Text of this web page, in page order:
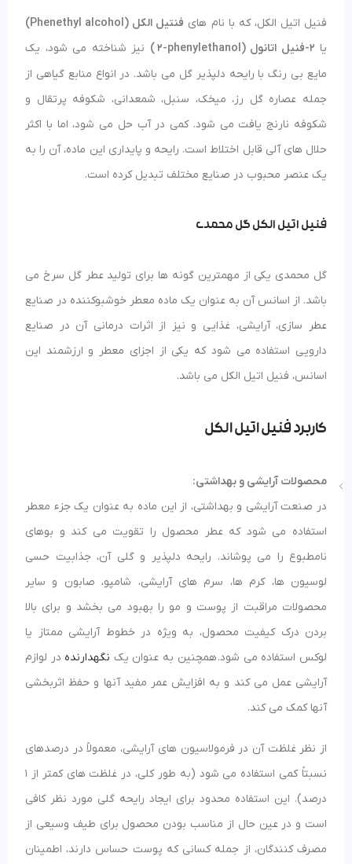
فنیل اتیل الکل، که با نام های فنتیل الکل (Phenethyl alcohol)
یا 2-فنیل اتانول ( 2-phenylethanol)
نیز شناخته می شود، یک
مایع بی رنگ با رایحه دلپذیر گل می باشد. در انواع منابع گیاهی از
جمله عصاره گل رز، میخک، سنبل، شمعدانی، شکوفه پرتقال و
شکوفه نارنج یافت می شود. کمی در آب حل می شود، اما با اکثر
حلال های آلی قابل اختلاط است. رایحه و پایداری این ماده، آن را به
یک عنصر محبوب در صنایع مختلف تبدیل کرده است.
فنیل اتیل الکل گل محمدی
گل محمدی یکی از مهمترین گونه ها برای تولید عطر گل سرخ می
باشد. از اسانس آن به عنوان یک ماده معطر خوشبوکننده در صنایع
عطر سازی، آرایشی، غذایی و نیز از اثرات درمانی آن در صنایع
دارویی استفاده می شود که یکی از اجزای معطر و ارزشمند این
اسانس، فنیل اتیل الکل می باشد.
کاربرد فنیل اتیل الکل
محصولات آرایشی و بهداشتی:
در صنعت آرایشی و بهداشتی، از این ماده به عنوان یک جزء معطر
استفاده می شود که عطر محصول را تقویت می کند و بوهای
نامطبوع را می پوشاند. رایحه دلپذیر و گلی آن، جذابیت حسی
لوسیون ها، کرم ها، سرم های آرایشی، شامپو، صابون و سایر
محصولات مراقبت از پوست و مو را بهبود می بخشد و برای بالا
بردن درک کیفیت محصول، به ویژه در خطوط آرایشی ممتاز یا
لوکس استفاده می شود. همچنین به عنوان یک نگهدارنده در لوازم
آرایشی عمل می کند و به افزایش عمر مفید آنها و حفظ اثربخشی
آنها کمک می کند.
از نظر غلظت آن در فرمولاسیون های آرایشی، معمولاً در درصدهای
نسبتاً کمی استفاده می شود (به طور کلی، در غلظت های کمتر از 1
درصد). این استفاده محدود برای ایجاد رایحه گلی مورد نظر کافی
است و در عین حال از مناسب بودن محصول برای طیف وسیعی از
مصرف کنندگان، از جمله کسانی که پوست حساس دارند، اطمینان